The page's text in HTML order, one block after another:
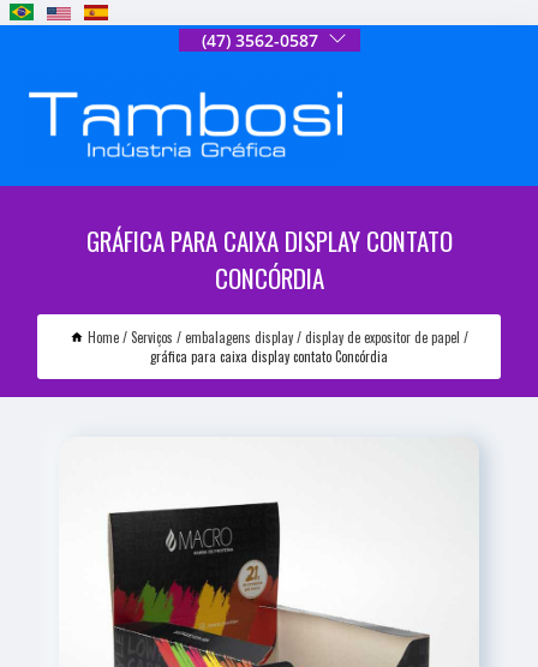
(47) 3562-0587
GRÁFICA PARA CAIXA DISPLAY CONTATO
CONCÓRDIA
Home Serviços embalagens display
display de expositor de papel
gráfica para caixa display contato Concórdia